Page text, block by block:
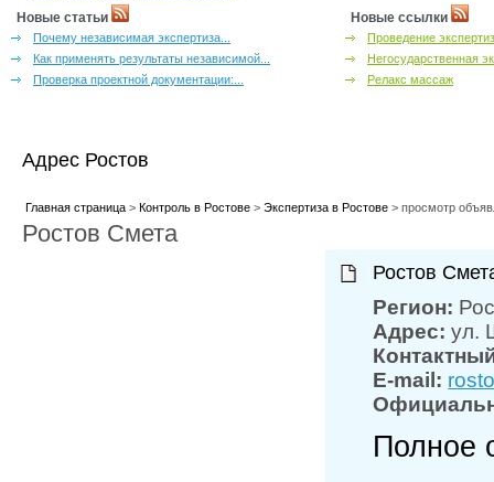
Новые статьи
Почему независимая экспертиза...
Как применять результаты независимой...
Проверка проектной документации:...
Новые ссылки
Проведение
Негосударственная
Релакс массаж
Адрес Ростов
Главная страница> Контроль в Ростове> Экспертиза в Ростове> просмотр
Ростов Смета
Ростов
Регион:
Адрес:ул.
E-mail:
Полное